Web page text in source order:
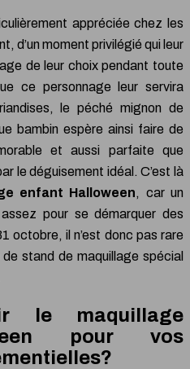
appréciée chez les
d’un moment privilégié qui leur
de leur choix pendant toute
ce personnage leur servira
le péché mignon de
bambin espère ainsi faire de
et aussi parfaite que
le déguisement idéal. C’est là
enfant Halloween, car un
pour se démarquer des
octobre, il n’est donc pas rare
stand de maquillage spécial
le maquillage
pour vos